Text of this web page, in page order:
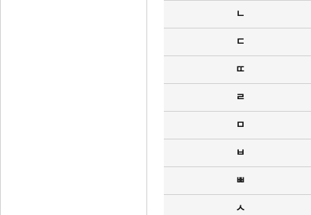
ㄴ
ㄷ
ㄸ
ㄹ
ㅁ
ㅂ
ㅃ
ㅅ